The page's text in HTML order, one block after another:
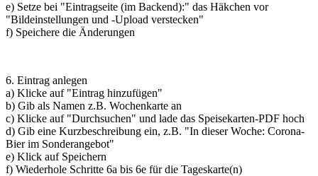
e) Setze bei "Eintragseite (im Backend):" das Häkchen vor
"Bildeinstellungen und -Upload verstecken"
f) Speichere die Änderungen
6. Eintrag anlegen
a) Klicke auf "Eintrag hinzufügen"
b) Gib als Namen z.B. Wochenkarte an
c) Klicke auf "Durchsuchen" und lade das Speisekarten-PDF hoch
d) Gib eine Kurzbeschreibung ein, z.B. "In dieser Woche: Corona-
Bier im Sonderangebot"
e) Klick auf Speichern
f) Wiederhole Schritte 6a bis 6e für die Tageskarte(n)